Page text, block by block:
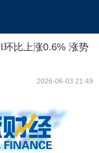
环比上涨0.6% 涨势
2026-06-03 21:49